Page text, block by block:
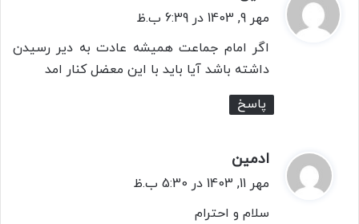
ف
مهر 9, 1403 در 6:39 ب.ظ
اگر امام جماعت همیشه عادت به دیر رسیدن
داشته باشد آیا باید با این معضل کنار امد
پاسخ
ادمین
ف
مهر 11, 1403 در 5:30 ب.ظ
سلام و احترام